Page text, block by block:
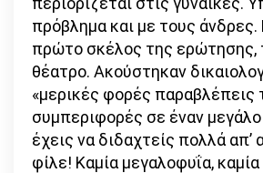
πρόβλημα και με τους
πρώτο σκέλος της ερώτησης,
θέατρο. Ακούστηκαν
«μερικές φορές παραβλέπεις
συμπεριφορές σε έναν μεγάλο
έχεις να διδαχτείς πολλά απ’
φίλε! Καμία μεγαλοφυΐα, καμία